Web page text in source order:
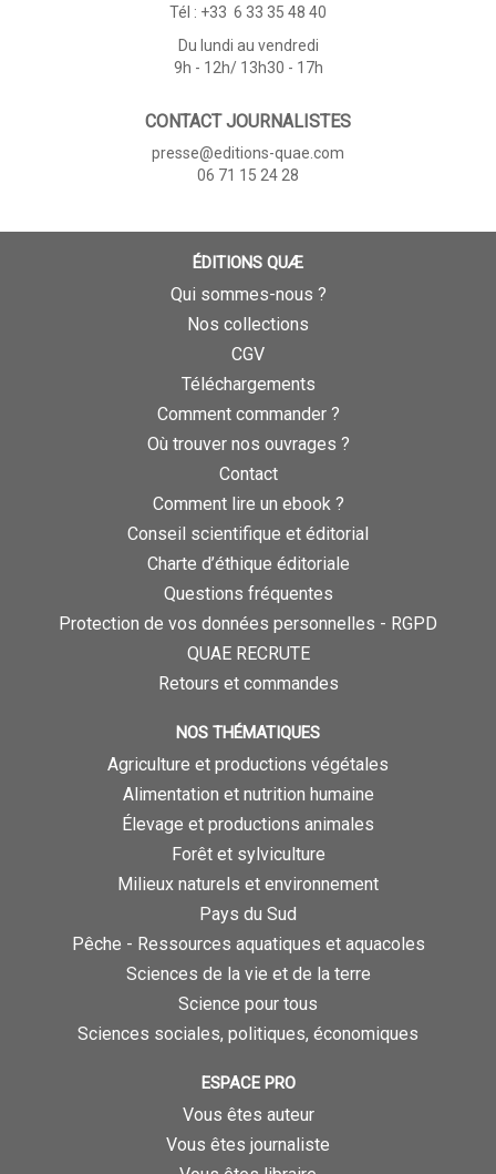
Tél : +33 6 33 35 48 40
Du lundi au vendredi
9h - 12h/ 13h30 - 17h
CONTACT JOURNALISTES
presse@editions-quae.com
06 71 15 24 28
ÉDITIONS QUÆ
Qui sommes-nous ?
Nos collections
CGV
Téléchargements
Comment commander ?
Où trouver nos ouvrages ?
Contact
Comment lire un ebook ?
Conseil scientifique et éditorial
Charte d’éthique éditoriale
Questions fréquentes
Protection de vos données personnelles - RGPD
QUAE RECRUTE
Retours et commandes
NOS THÉMATIQUES
Agriculture et productions végétales
Alimentation et nutrition humaine
Élevage et productions animales
Forêt et sylviculture
Milieux naturels et environnement
Pays du Sud
Pêche - Ressources aquatiques et aquacoles
Sciences de la vie et de la terre
Science pour tous
Sciences sociales, politiques, économiques
ESPACE PRO
Vous êtes auteur
Vous êtes journaliste